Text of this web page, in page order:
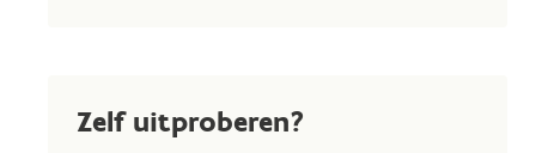
Zelf uitproberen?